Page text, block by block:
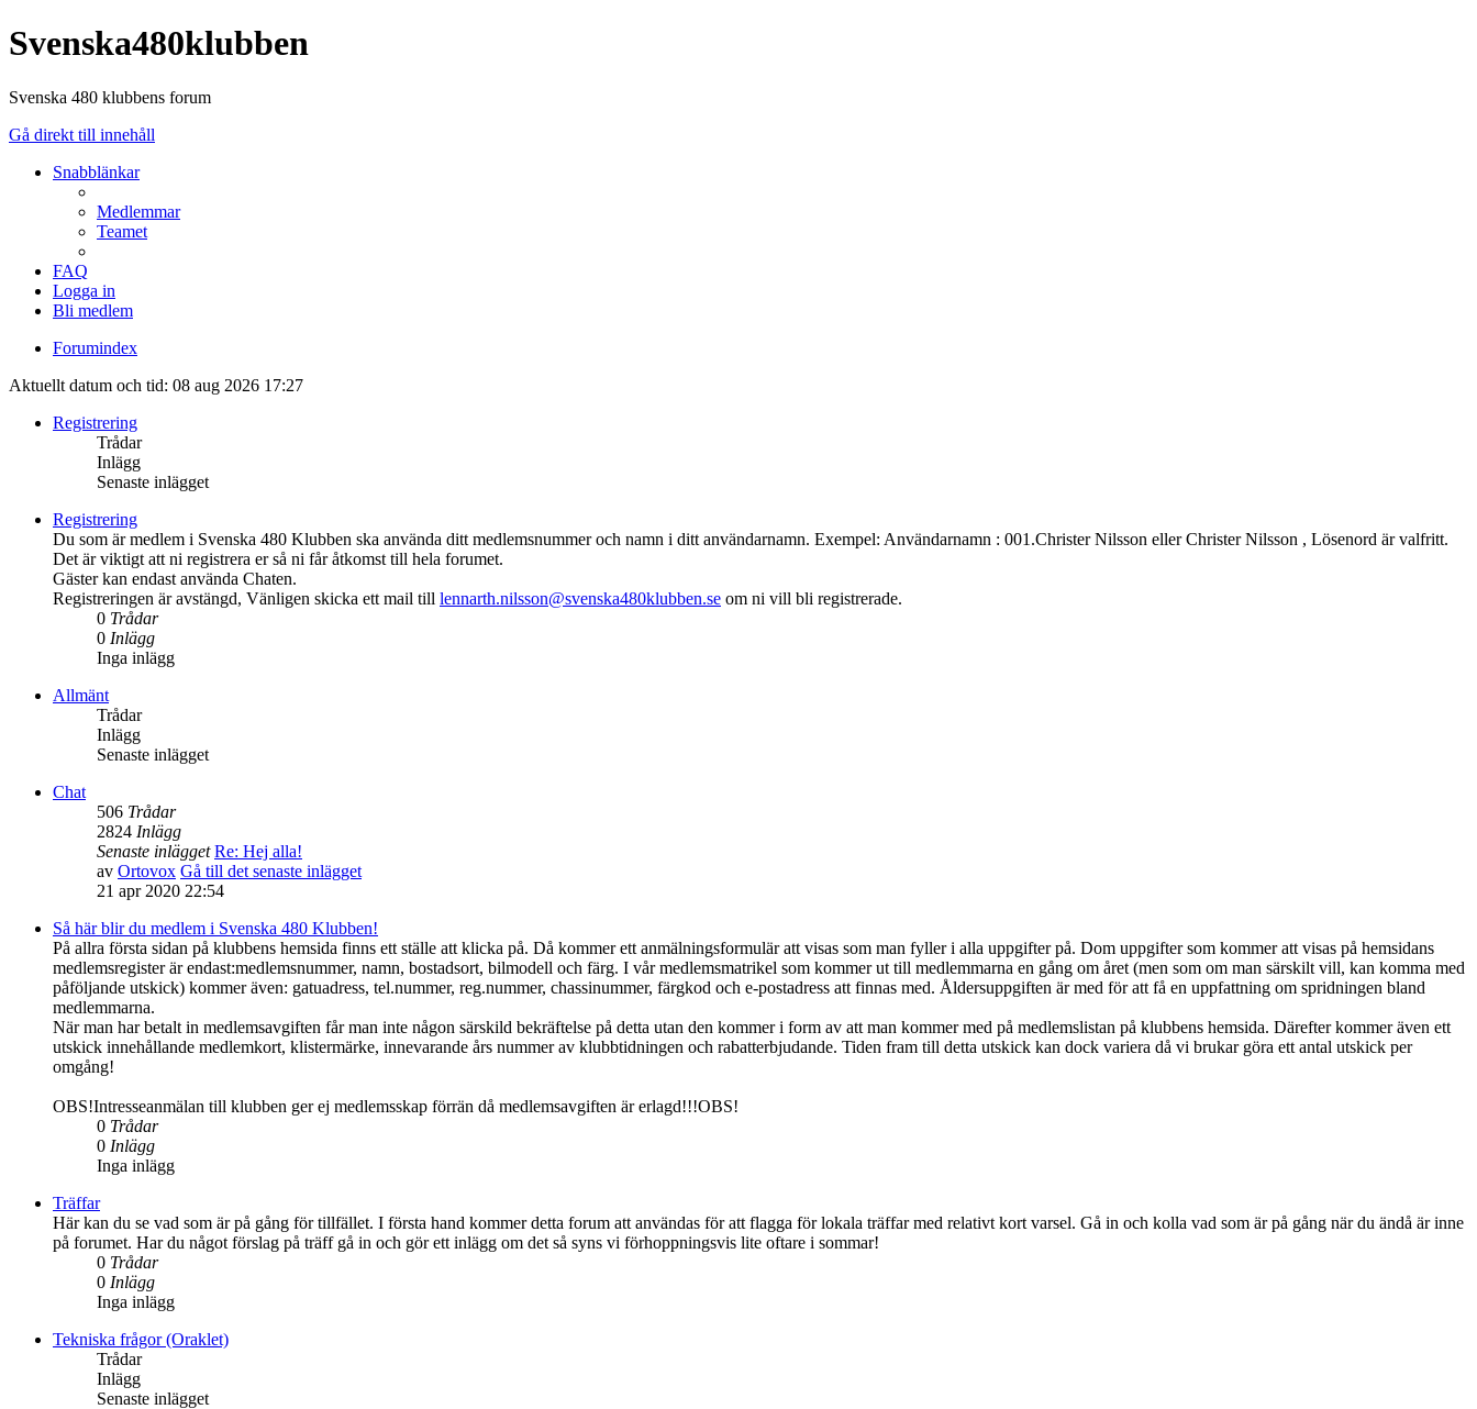
Svenska480klubben
Svenska 480 klubbens forum
Gå direkt till innehåll
Snabblänkar
Medlemmar
Teamet
FAQ
Logga in
Bli medlem
Forumindex
Aktuellt datum och tid: 08 aug 2026 17:27
Registrering
Trådar
Inlägg
Senaste inlägget
Registrering
Du som är medlem i Svenska 480 Klubben ska använda ditt medlemsnummer och namn i ditt användarnamn. Exempel: Användarnamn : 001.Christer Nilsson eller Christer Nilsson , Lösenord är valfritt.
Det är viktigt att ni registrera er så ni får åtkomst till hela forumet.
Gäster kan endast använda Chaten.
Registreringen är avstängd, Vänligen skicka ett mail till lennarth.nilsson@svenska480klubben.se om ni vill bli registrerade.
0 Trådar
0 Inlägg
Inga inlägg
Allmänt
Trådar
Inlägg
Senaste inlägget
Chat
506 Trådar
2824 Inlägg
Senaste inlägget Re: Hej alla!
av Ortovox Gå till det senaste inlägget
21 apr 2020 22:54
Så här blir du medlem i Svenska 480 Klubben!
På allra första sidan på klubbens hemsida finns ett ställe att klicka på. Då kommer ett anmälningsformulär att visas som man fyller i alla uppgifter på. Dom uppgifter som kommer att visas på hemsidans
medlemsregister är endast:medlemsnummer, namn, bostadsort, bilmodell och färg. I vår medlemsmatrikel som kommer ut till medlemmarna en gång om året (men som om man särskilt vill, kan komma med
påföljande utskick) kommer även: gatuadress, tel.nummer, reg.nummer, chassinummer, färgkod och e-postadress att finnas med. Åldersuppgiften är med för att få en uppfattning om spridningen bland
medlemmarna.
När man har betalt in medlemsavgiften får man inte någon särskild bekräftelse på detta utan den kommer i form av att man kommer med på medlemslistan på klubbens hemsida. Därefter kommer även ett
utskick innehållande medlemkort, klistermärke, innevarande års nummer av klubbtidningen och rabatterbjudande. Tiden fram till detta utskick kan dock variera då vi brukar göra ett antal utskick per
omgång!
OBS!Intresseanmälan till klubben ger ej medlemsskap förrän då medlemsavgiften är erlagd!!!OBS!
0 Trådar
0 Inlägg
Inga inlägg
Träffar
Här kan du se vad som är på gång för tillfället. I första hand kommer detta forum att användas för att flagga för lokala träffar med relativt kort varsel. Gå in och kolla vad som är på gång när du ändå är inne
på forumet. Har du något förslag på träff gå in och gör ett inlägg om det så syns vi förhoppningsvis lite oftare i sommar!
0 Trådar
0 Inlägg
Inga inlägg
Tekniska frågor (Oraklet)
Trådar
Inlägg
Senaste inlägget